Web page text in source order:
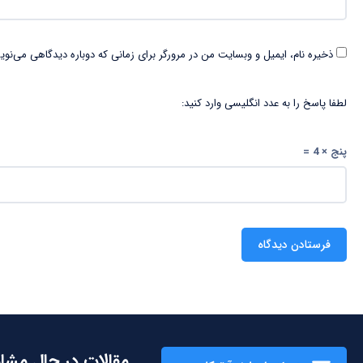
ذخیره نام، ایمیل و وبسایت من در مرورگر برای زمانی که دوباره دیدگاهی
لطفا پاسخ را به عدد انگلیسی وارد کنید:
پنج × 4 =